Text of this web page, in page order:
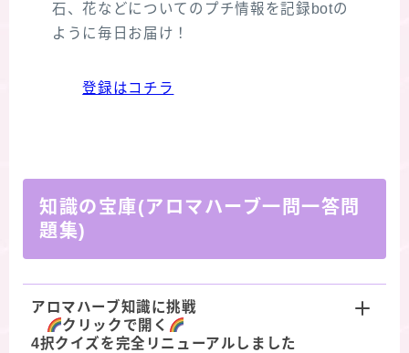
石、花などについてのプチ情報を記録botの
ように毎日お届け！
登録はコチラ
知識の宝庫(アロマハーブ一問一答問
題集)
アロマハーブ知識に挑戦
クリックで開く
4択クイズを完全リニューアルしました